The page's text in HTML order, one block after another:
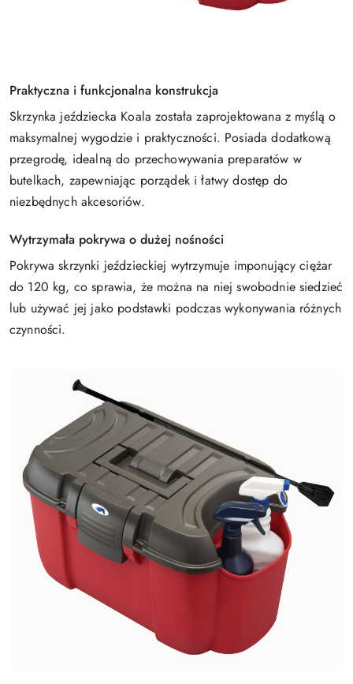
Praktyczna i funkcjonalna konstrukcja
Skrzynka jeździecka Koala została zaprojektowana z myślą o
maksymalnej wygodzie i praktyczności. Posiada dodatkową
przegrodę, idealną do przechowywania preparatów w
butelkach, zapewniając porządek i łatwy dostęp do
niezbędnych akcesoriów.
Wytrzymała pokrywa o dużej nośności
Pokrywa skrzynki jeździeckiej wytrzymuje imponujący ciężar
do 120 kg, co sprawia, że można na niej swobodnie siedzieć
lub używać jej jako podstawki podczas wykonywania różnych
czynności.